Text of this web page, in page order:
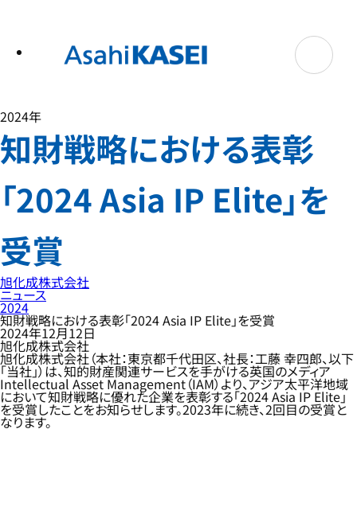
2024年
知財戦略における表彰
「2024 Asia IP Elite」を
受賞
旭化成株式会社
ニュース
2024
知財戦略における表彰「2024 Asia IP Elite」を受賞
2024年12月12日
旭化成株式会社
旭化成株式会社（本社：東京都千代田区、社長：工藤 幸四郎、以下
「当社」）は、知的財産関連サービスを手がける英国のメディア
Intellectual Asset Management（IAM）より、アジア太平洋地域
において知財戦略に優れた企業を表彰する「2024 Asia IP Elite」
を受賞したことをお知らせします。2023年に続き、2回目の受賞と
なります。